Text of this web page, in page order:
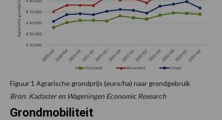
Figuur 1 Agrarische grondprijs (euro/ha) naar grondgebruik
Bron: Kadaster en Wageningen Economic Research
Grondmobiliteit